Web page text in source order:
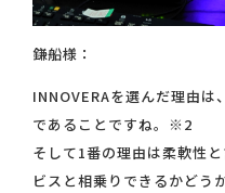
鎌船様：
INNOVERAを選んだ理由は
であることですね。※2
そして1番の理由は柔軟性
ビスと相乗りできるかどう